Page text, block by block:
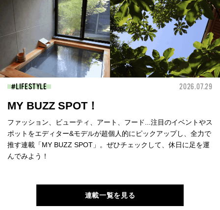
LIFESTYLE 2026.07.29
MY BUZZ SPOT！
ファッション、ビューティ、アート、フード...注目のイベントやス
ポットをエディター&モデルが超個人的にピックアップし、全力で
推す連載「MY BUZZ SPOT」。ぜひチェックして、休日に足を運
んでみよう！
連載一覧を見る